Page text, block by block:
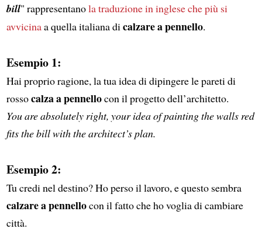
bill" rappresentanola traduzione in inglese che più si
avvicinaa quella italiana di calzare a pennello.
Esempio 1:
Hai proprio ragione, la tua idea di dipingere le pareti di
rossocalza a pennellocon il progetto dell’architetto.
You are absolutely right, your idea of painting the walls red
fits the bill with the architect’s plan.
Esempio 2:
Tu credi nel destino? Ho perso il lavoro, e questo sembra
calzare a pennellocon il fatto che ho voglia di cambiare
città.